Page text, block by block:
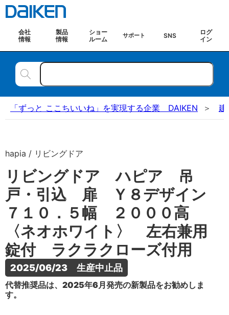
会社
情報
製品
情報
ショー
ルーム
サポート SNS
ログ
イン
「ずっと ここちいいね」を実現する企業 DAIKEN 建
hapia / リビングドア
リビングドア ハピア 吊
戸・引込 扉 Ｙ８デザイン
７１０．５幅 ２０００高
〈ネオホワイト〉 左右兼用
錠付 ラクラクローズ付用
2025/06/23　生産中止品
代替推奨品は、2025年6月発売の新製品をお勧めしま
す。